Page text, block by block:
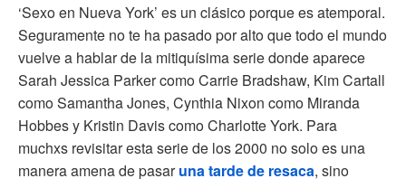
‘Sexo en Nueva York’ es un clásico porque es atemporal.
Seguramente no te ha pasado por alto que todo el mundo
vuelve a hablar de la mitiquísima serie donde aparece
Sarah Jessica Parker como Carrie Bradshaw, Kim Cartall
como Samantha Jones, Cynthia Nixon como Miranda
Hobbes y Kristin Davis como Charlotte York. Para
muchxs revisitar esta serie de los 2000 no solo es una
manera amena de pasaruna tarde de resaca, sino